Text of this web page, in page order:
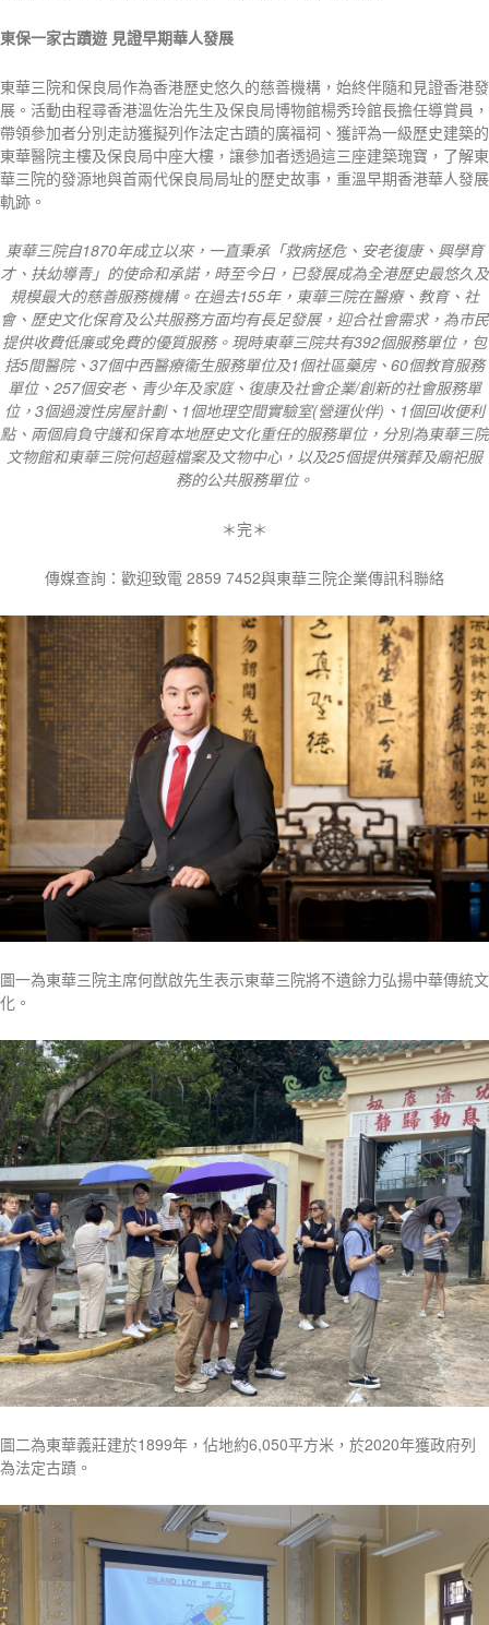
東保一家古蹟遊 見證早期華人發展
東華三院和保良局作為香港歷史悠久的慈善機構，始終伴隨和見證香港發
展。活動由程尋香港溫佐治先生及保良局博物館楊秀玲館長擔任導賞員，
帶領參加者分別走訪獲擬列作法定古蹟的廣福祠、獲評為一級歷史建築的
東華醫院主樓及保良局中座大樓，讓參加者透過這三座建築瑰寶，了解東
華三院的發源地與首兩代保良局局址的歷史故事，重溫早期香港華人發展
軌跡。
東華三院自1870年成立以來，一直秉承「救病拯危、安老復康、興學育
才、扶幼導青」的使命和承諾，時至今日，已發展成為全港歷史最悠久及
規模最大的慈善服務機構。在過去155年，東華三院在醫療、教育、社
會、歷史文化保育及公共服務方面均有長足發展，迎合社會需求，為市民
提供收費低廉或免費的優質服務。現時東華三院共有392個服務單位，包
括5間醫院、 37個中西醫療衞生服務單位及1 個社區藥房、 60個教育服務
單位、 257個安老、青少年及家庭、復康及社會企業/創新的社會服務單
位， 3個過渡性房屋計劃、 1 個地理空間實驗室(營運伙伴) 、 1 個回收便利
點、兩個肩負守護和保育本地歷史文化重任的服務單位，分別為東華三院
文物館和東華三院何超蕸檔案及文物中心，以及25個提供殯葬及廟祀服
務的公共服務單位。
＊完＊
傳媒查詢：歡迎致電 2859 7452與東華三院企業傳訊科聯絡
圖一為東華三院主席何猷啟先生表示東華三院將不遺餘力弘揚中華傳統文
化。
圖二為東華義莊建於1899年，佔地約6,050平方米，於2020年獲政府列
為法定古蹟。